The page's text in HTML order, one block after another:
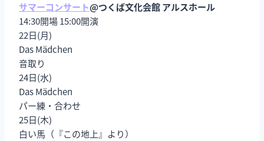
サマーコンサート@つくば文化会館 アルスホール
14:30開場 15:00開演
22日(月)
Das Mädchen
音取り
24日(水)
Das Mädchen
パー練・合わせ
25日(木)
白い馬（『この地上』より）